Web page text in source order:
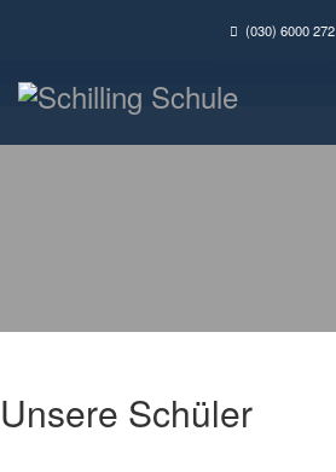
(030) 6000 272
Unsere Schüler